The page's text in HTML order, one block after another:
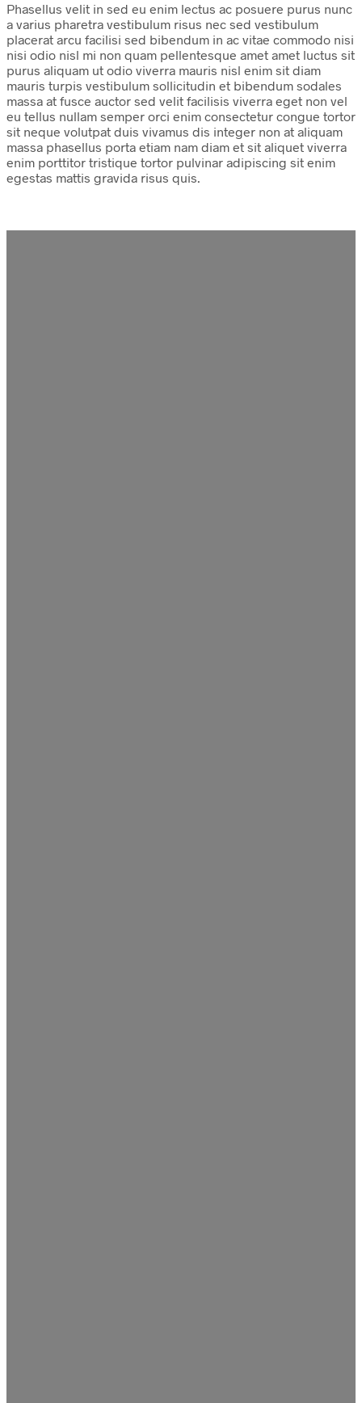
Phasellus velit in sed eu enim lectus ac posuere purus nunc
a varius pharetra vestibulum risus nec sed vestibulum
placerat arcu facilisi sed bibendum in ac vitae commodo nisi
nisi odio nisl mi non quam pellentesque amet amet luctus sit
purus aliquam ut odio viverra mauris nisl enim sit diam
mauris turpis vestibulum sollicitudin et bibendum sodales
massa at fusce auctor sed velit facilisis viverra eget non vel
eu tellus nullam semper orci enim consectetur congue tortor
sit neque volutpat duis vivamus dis integer non at aliquam
massa phasellus porta etiam nam diam et sit aliquet viverra
enim porttitor tristique tortor pulvinar adipiscing sit enim
egestas mattis gravida risus quis.